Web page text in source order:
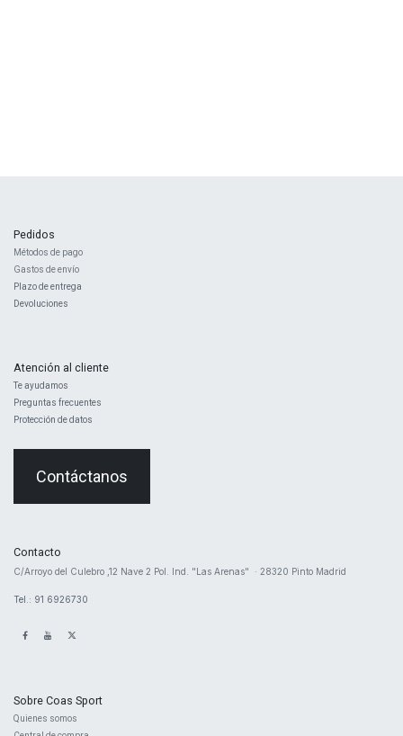
Pedidos
Métodos de pago
Gastos de envío
Plazo de entrega
Devoluciones
Atención al cliente
Te ayudamos
Preguntas frecuentes
Protección de datos
Contáctanos
Contacto
​C/Arroyo del Culebro ,12 Nave 2 ​Pol. Ind. "Las Arenas" · 28320 Pinto Madrid
Tel.: 91 6926730
Sobre Coas Sport
Quienes ​somos